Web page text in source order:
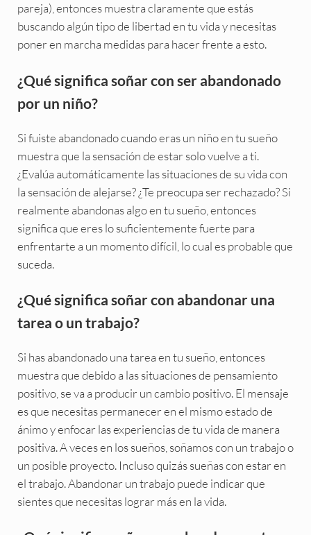
pareja), entonces muestra claramente que estás
buscando algún tipo de libertad en tu vida y necesitas
poner en marcha medidas para hacer frente a esto.
¿Qué significa soñar con ser abandonado
por un niño?
Si fuiste abandonado cuando eras un niño en tu sueño
muestra que la sensación de estar solo vuelve a ti.
¿Evalúa automáticamente las situaciones de su vida con
la sensación de alejarse? ¿Te preocupa ser rechazado? Si
realmente abandonas algo en tu sueño, entonces
significa que eres lo suficientemente fuerte para
enfrentarte a un momento difícil, lo cual es probable que
suceda.
¿Qué significa soñar con abandonar una
tarea o un trabajo?
Si has abandonado una tarea en tu sueño, entonces
muestra que debido a las situaciones de pensamiento
positivo, se va a producir un cambio positivo. El mensaje
es que necesitas permanecer en el mismo estado de
ánimo y enfocar las experiencias de tu vida de manera
positiva. A veces en los sueños, soñamos con un trabajo o
un posible proyecto. Incluso quizás sueñas con estar en
el trabajo. Abandonar un trabajo puede indicar que
sientes que necesitas lograr más en la vida.